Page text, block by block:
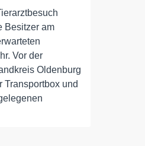
Besitzer am
Vor der
Oldenburg
Transportbox und